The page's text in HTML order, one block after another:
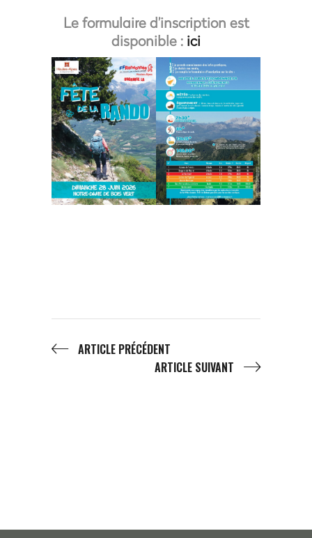
Le formulaire d’inscription est
disponible : ici
ARTICLE PRÉCÉDENT
ARTICLE SUIVANT